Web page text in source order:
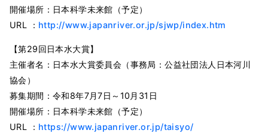
開催場所：日本科学未来館（予定）
URL ： http://www.japanriver.or.jp/sjwp/index.htm
【第29回日本水大賞】
主催者名：日本水大賞委員会（事務局：公益社団法人日本河川
協会）
募集期間：令和8年7月7日～10月31日
開催場所：日本科学未来館（予定）
URL ： https://www.japanriver.or.jp/taisyo/